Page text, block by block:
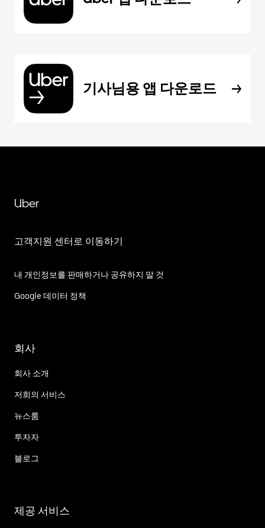
기사님용 앱 다운로드
Uber
고객지원 센터로 이동하기
내 개인정보를 판매하거나 공유하지 말 것
Google 데이터 정책
회사
회사 소개
저희의 서비스
뉴스룸
투자자
블로그
제공 서비스